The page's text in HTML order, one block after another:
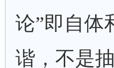
论”即 自体
谐，不是